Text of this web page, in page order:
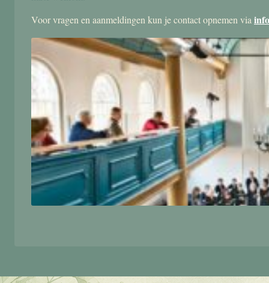
Voor vragen en aanmeldingen kun je contact opnemen via